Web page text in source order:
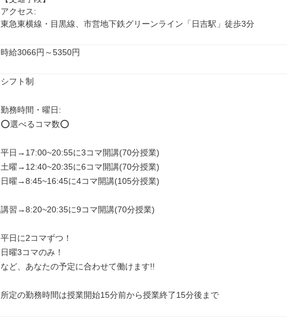
アクセス:
東急東横線・目黒線、市営地下鉄グリーンライン「日吉駅」徒歩3分
時給3066円～5350円
シフト制
勤務時間・曜日:
⭕選べるコマ数⭕️
平日→17:00~20:55に3コマ開講(70分授業)
土曜→12:40~20:35に6コマ開講(70分授業)
日曜→8:45~16:45に4コマ開講(105分授業)
講習→8:20~20:35に9コマ開講(70分授業)
平日に2コマずつ！
日曜3コマのみ！
など、あなたの予定に合わせて働けます!!
所定の勤務時間は授業開始15分前から授業終了15分後まで